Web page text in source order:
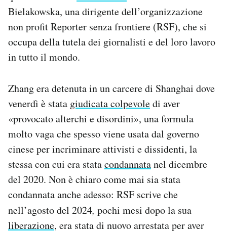
Area Personale
Newsletter
Notifiche mobile
Regala il Post
Hai bisogno di aiuto?
Bielakowska, una dirigente dell’organizzazione
non profit Reporter senza frontiere (RSF), che si
occupa della tutela dei giornalisti e del loro lavoro
in tutto il mondo.
Zhang era detenuta in un carcere di Shanghai dove
venerdì è stata giudicata colpevoledi aver
«provocato alterchi e disordini», una formula
molto vaga che spesso viene usata dal governo
cinese per incriminare attivisti e dissidenti, la
stessa con cui era statacondannatanel dicembre
del 2020. Non è chiaro come mai sia stata
condannata anche adesso: RSF scrive che
nell’agosto del 2024, pochi mesi dopo la sua
liberazione, era stata di nuovo arrestata per aver